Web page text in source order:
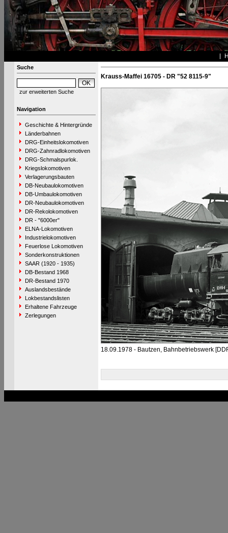
Suche
zur erweiterten Suche
Navigation
Geschichte & Hintergründe
Länderbahnen
DRG-Einheitslokomotiven
DRG-Zahnradlokomotiven
DRG-Schmalspurlok.
Kriegslokomotiven
Verlagerungsbauten
DB-Neubaulokomotiven
DB-Umbaulokomotiven
DR-Neubaulokomotiven
DR-Rekolokomotiven
DR - "6000er"
ELNA-Lokomotiven
Industrielokomotiven
Feuerlose Lokomotiven
Sonderkonstruktionen
SAAR (1920 - 1935)
DB-Bestand 1968
DR-Bestand 1970
Auslandsbestände
Lokbestandslisten
Erhaltene Fahrzeuge
Zerlegungen
Krauss-Maffei 16705 - DR "52 8115-9"
18.09.1978 - Bautzen, Bahnbetriebswerk